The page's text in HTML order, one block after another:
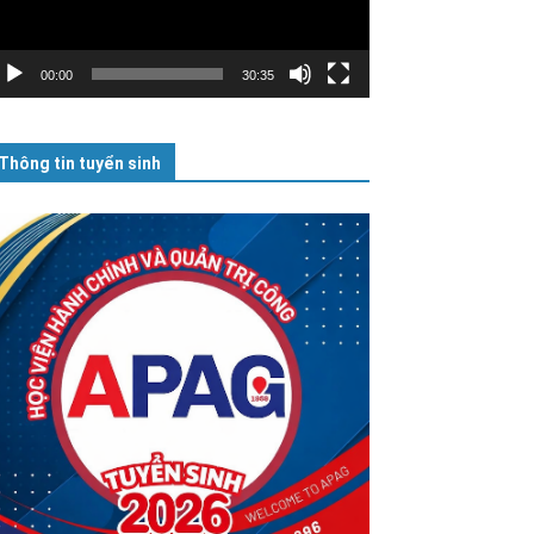
00:00 30:35
Thông tin tuyển sinh